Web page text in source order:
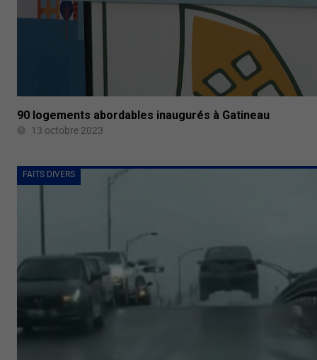
90 logements abordables inaugurés à Gatineau
13 octobre 2023
FAITS DIVERS